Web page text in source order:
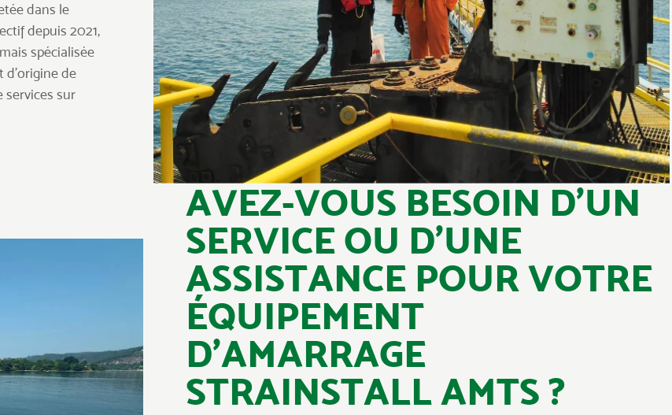
dans le
depuis 2021,
spécialisée
de
services sur
AVEZ-VOUS BESOIN D’UN
SERVICE OU D’UNE
ASSISTANCE POUR VOTRE
ÉQUIPEMENT
D’AMARRAGE
STRAINSTALL AMTS ?